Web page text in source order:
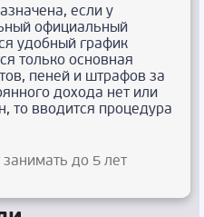
если у
официальный
удобный график
только основная
пеней и штрафов за
дохода нет или
то вводится процедура
до 5 лет